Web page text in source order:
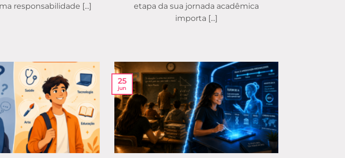
responsabilidade [...]
etapa da sua jornada acadêmica
importa [...]
25
jun